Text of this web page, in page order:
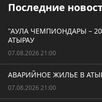
Последние
"АУЛА ЧЕМПИОНДАРЫ –
АТЫРАУ
07.08.2026 21:00
АВАРИЙНОЕ ЖИЛЬЕ В
07.08.2026 21:00